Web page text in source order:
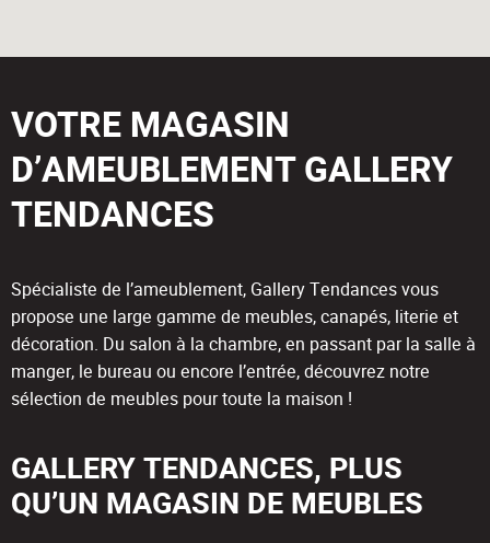
VOTRE MAGASIN
D’AMEUBLEMENT GALLERY
TENDANCES
Spécialiste de l’ameublement, Gallery Tendances vous
propose une large gamme de meubles, canapés, literie et
décoration. Du salon à la chambre, en passant par la salle à
manger, le bureau ou encore l’entrée, découvrez notre
sélection de meubles pour toute la maison !
GALLERY TENDANCES, PLUS
QU’UN MAGASIN DE MEUBLES